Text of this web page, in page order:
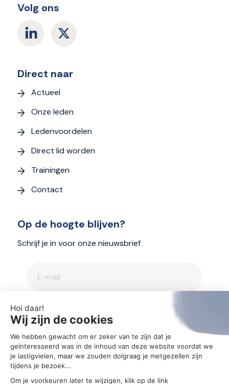
Volg ons
Direct naar
Actueel
Onze leden
Ledenvoordelen
Direct lid worden
Trainingen
Contact
Op de hoogte blijven?
Schrijf je in voor onze nieuwsbrief